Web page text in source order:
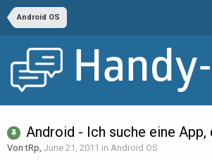
Android OS
Android - Ich suche eine App,
Von tRp, June 21, 2011 in Android OS